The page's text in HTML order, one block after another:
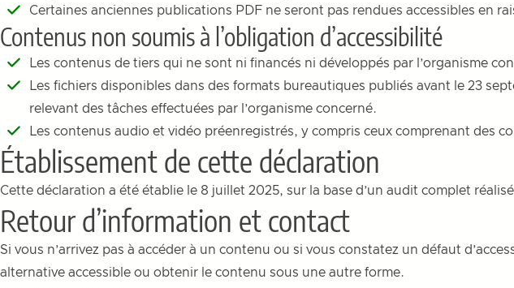
Certaines anciennes publications PDF ne seront pas rendues accessibles en
Contenus non soumis à l’obligation d’accessibilité
Les contenus de tiers qui ne sont ni financés ni développés par l’organisme
Les fichiers disponibles dans des formats bureautiques publiés avant le 23
relevant des tâches effectuées par l’organisme concerné.
Les contenus audio et vidéo préenregistrés, y compris ceux comprenant des
Établissement de cette déclaration
Cette déclaration a été établie le 8 juillet 2025, sur la base d’un audit complet
Retour d’information et contact
Si vous n’arrivez pas à accéder à un contenu ou si vous constatez un défaut
alternative accessible ou obtenir le contenu sous une autre forme.